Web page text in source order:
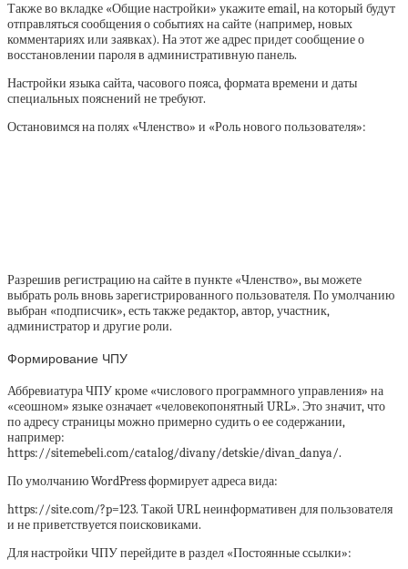
Также во вкладке «Общие настройки» укажите email, на который будут
отправляться сообщения о событиях на сайте (например, новых
комментариях или заявках). На этот же адрес придет сообщение о
восстановлении пароля в административную панель.
Настройки языка сайта, часового пояса, формата времени и даты
специальных пояснений не требуют.
Остановимся на полях «Членство» и «Роль нового пользователя»:
Разрешив регистрацию на сайте в пункте «Членство», вы можете
выбрать роль вновь зарегистрированного пользователя. По умолчанию
выбран «подписчик», есть также редактор, автор, участник,
администратор и другие роли.
Формирование ЧПУ
Аббревиатура ЧПУ кроме «числового программного управления» на
«сеошном» языке означает «человекопонятный URL». Это значит, что
по адресу страницы можно примерно судить о ее содержании,
например:
https://sitemebeli.com/catalog/divany/detskie/divan_danya/.
По умолчанию WordPress формирует адреса вида:
https://site.com/?p=123. Такой URL неинформативен для пользователя
и не приветствуется поисковиками.
Для настройки ЧПУ перейдите в раздел «Постоянные ссылки»: